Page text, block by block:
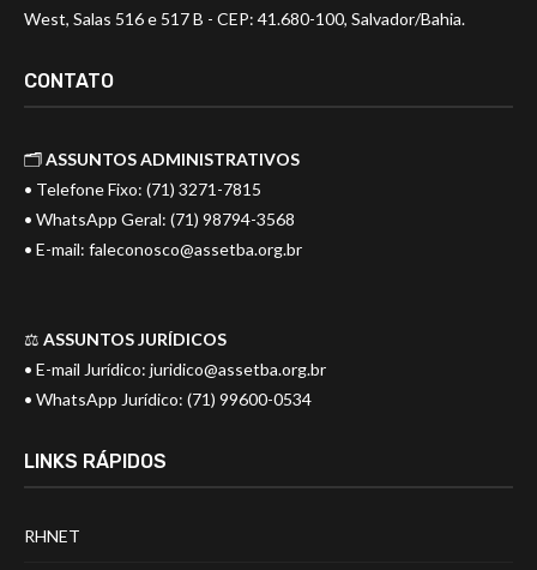
West, Salas 516 e 517 B - CEP: 41.680-100, Salvador/Bahia.
CONTATO
🗂️ASSUNTOS ADMINISTRATIVOS
• Telefone Fixo: (71) 3271-7815
• WhatsApp Geral: (71) 98794-3568
• E-mail: faleconosco@assetba.org.br
⚖️ ASSUNTOS JURÍDICOS
• E-mail Jurídico: juridico@assetba.org.br
• WhatsApp Jurídico: (71) 99600-0534
LINKS RÁPIDOS
RHNET